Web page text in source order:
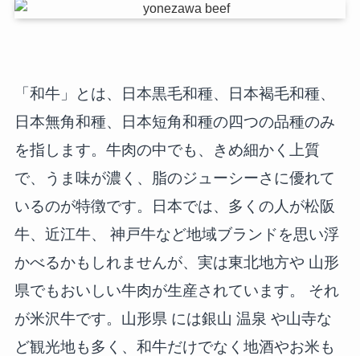
「和牛」とは、日本黒毛和種、日本褐毛和種、
日本無角和種、日本短角和種の四つの品種のみ
を指します。牛肉の中でも、きめ細かく上質
で、うま味が濃く、脂のジューシーさに優れて
いるのが特徴です。日本では、多くの人が松阪
牛、近江牛、 神戸牛など地域ブランドを思い浮
かべるかもしれませんが、実は東北地方や 山形
県でもおいしい牛肉が生産されています。 それ
が米沢牛です。山形県 には銀山 温泉 や山寺な
ど観光地も多く、和牛だけでなく地酒やお米も